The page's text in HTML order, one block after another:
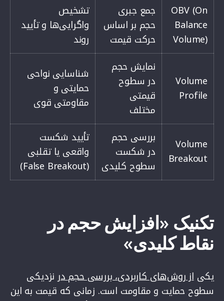
OBV (On
Balance
Volume)
جمع جبری
حجم بر اساس
حرکت قیمت
تشخیص
واگرایی‌ها و تأیید
روند
Volume
Profile
نمایش حجم
در سطوح
قیمتی
مختلف
شناسایی نواحی
حمایتی و
مقاومتی قوی
Volume
Breakout
بررسی حجم
در شکست
سطوح کلیدی
تأیید شکست
واقعی یا تقلبی
(False Breakout)
تکنیک «افزایش حجم در
نقاط کلیدی»
یکیاز روش‌های کاربردی، بررسی حجم در نزدیکی
سطوح حمایت و مقاومت است. زمانی که قیمت به این